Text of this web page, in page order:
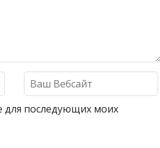
для последующих моих